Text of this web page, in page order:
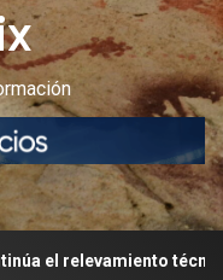
técnico en Perito